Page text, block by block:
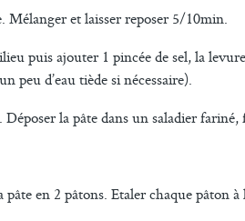
Mélanger et laisser reposer 5/10min.
puis ajouter 1 pincée de sel, la
peu d’eau tiède si nécessaire).
la pâte dans un saladier
en 2 pâtons. Etaler chaque pâton